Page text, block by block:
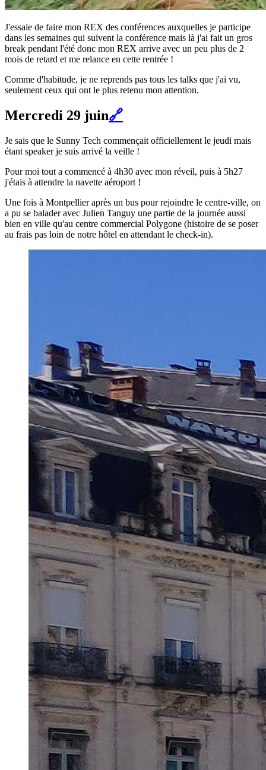
J'essaie de faire mon REX des conférences auxquelles je participe
dans les semaines qui suivent la conférence mais là j'ai fait un gros
break pendant l'été donc mon REX arrive avec un peu plus de 2
mois de retard et me relance en cette rentrée !
Comme d'habitude, je ne reprends pas tous les talks que j'ai vu,
seulement ceux qui ont le plus retenu mon attention.
Mercredi 29 juin🔗
Je sais que le Sunny Tech commençait officiellement le jeudi mais
étant speaker je suis arrivé la veille !
Pour moi tout a commencé à 4h30 avec mon réveil, puis à 5h27
j'étais à attendre la navette aéroport !
Une fois à Montpellier après un bus pour rejoindre le centre-ville, on
a pu se balader avec Julien Tanguy une partie de la journée aussi
bien en ville qu'au centre commercial Polygone (histoire de se poser
au frais pas loin de notre hôtel en attendant le check-in).